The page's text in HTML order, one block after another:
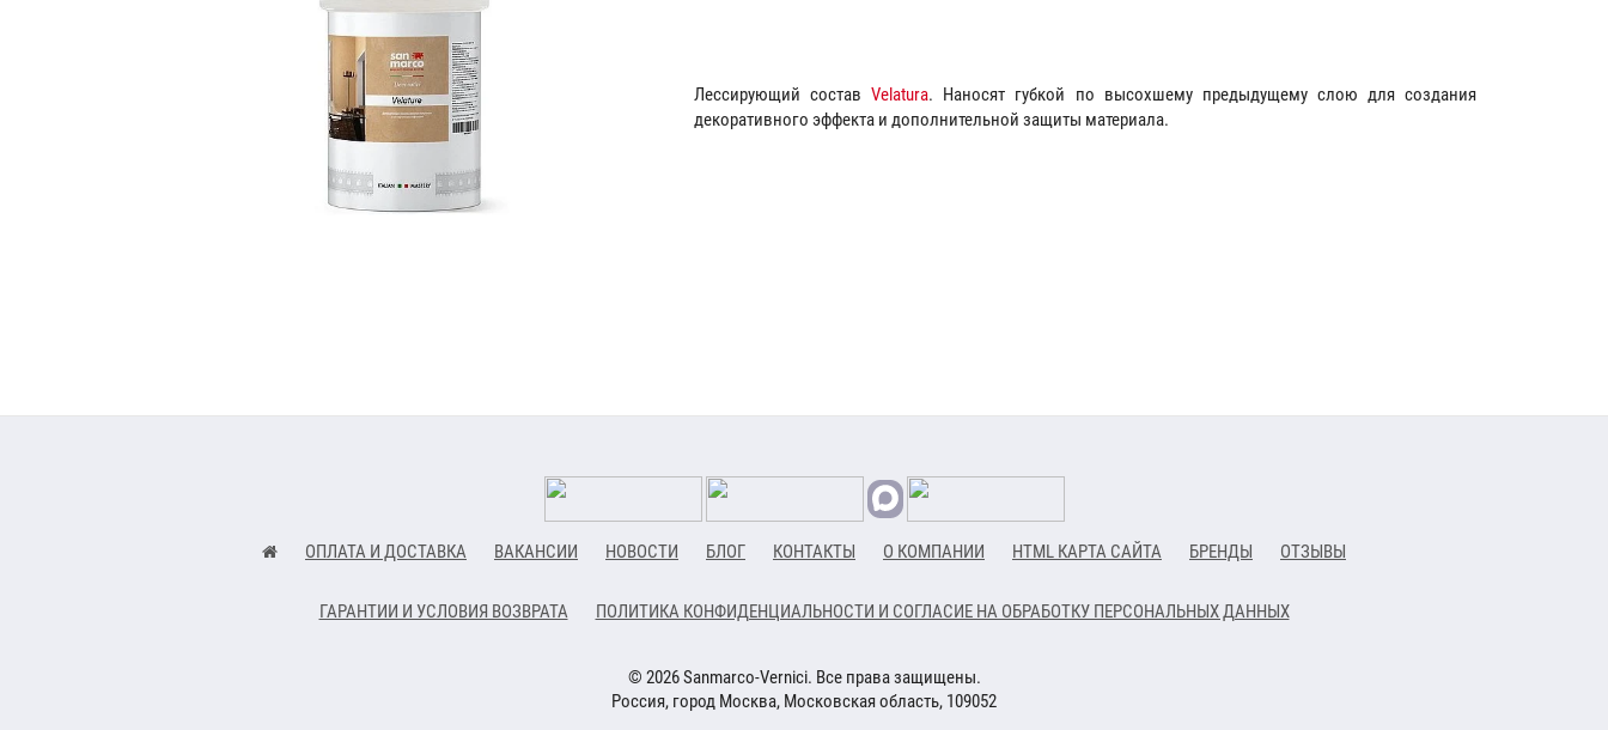
Лессирующий составVelatura. Наносят губкой по высохшему предыдущему слою для создания
декоративного эффекта и дополнительной защиты материала.
ОПЛАТА И ДОСТАВКА ВАКАНСИИ НОВОСТИ БЛОГ КОНТАКТЫ О КОМПАНИИ HTML КАРТА САЙТА БРЕНДЫ ОТЗЫВЫ
ГАРАНТИИ И УСЛОВИЯ ВОЗВРАТА ПОЛИТИКА КОНФИДЕНЦИАЛЬНОСТИ И СОГЛАСИЕ НА ОБРАБОТКУ ПЕРСОНАЛЬНЫХ ДАННЫХ
© 2026 Sanmarco-Vernici. Все права защищены.
Россия, город Москва, Московская область, 109052